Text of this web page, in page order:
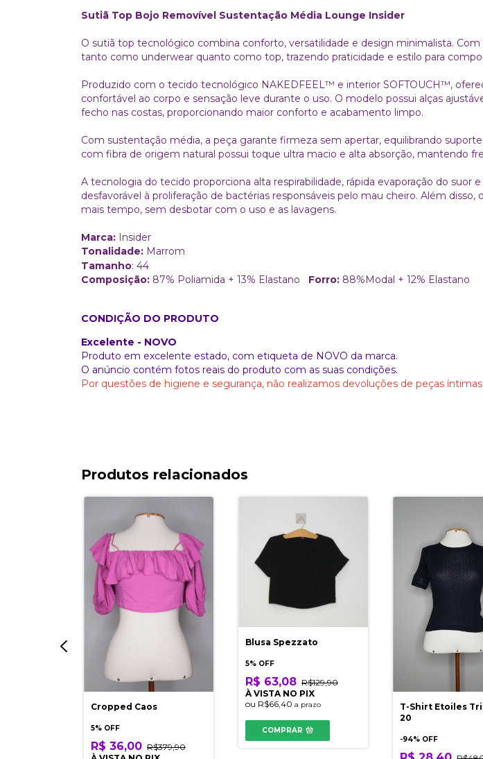
Sutiã Top Bojo Removível Sustentação Média Lounge Insider
O sutiã top tecnológico combina conforto, versatilidade e design minimalista.
tanto como underwear quanto como top, trazendo praticidade e estilo para
Produzido com o tecido tecnológico NAKEDFEEL™️ e interior SOFTOUCH™️,
confortável ao corpo e sensação leve durante o uso. O modelo possui alças
fecho nas costas, proporcionando maior conforto e acabamento limpo.
Com sustentação média, a peça garante firmeza sem apertar, equilibrando
com fibra de origem natural possui toque ultra macio e alta absorção, mantendo
A tecnologia do tecido proporciona alta respirabilidade, rápida evaporação do suor
desfavorável à proliferação de bactérias responsáveis pelo mau cheiro. Além
mais tempo, sem desbotar com o uso e as lavagens.
Marca: Insider
Tonalidade: Marrom
Tamanho: 44
Composição: 87% Poliamida + 13% Elastano Forro: 88%Modal + 12% Elastano
CONDIÇÃO DO PRODUTO
Excelente - NOVO
Produto em excelente estado, com etiqueta de NOVO da marca.
O anúncio contém fotos reais do produto com as suas condições.
Por questões de higiene e segurança, não realizamos devoluções de peças íntimas.
Produtos relacionados
Cropped Caos
5% OFF
R$ 36,00 R$379,90
Blusa Spezzato
5% OFF
R$ 63,08 R$129,90
À VISTA NO PIX
ou R$66,40a prazo
COMPRAR
T-Shirt Etoiles
20
-94% OFF